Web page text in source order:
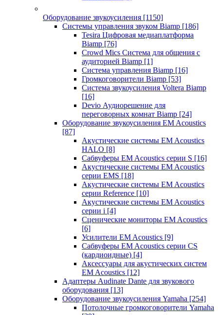
Оборудование звукоусиления [1150]
Системы управления звуком Biamp [186]
Tesira Цифровая медиаплатформа
Biamp [76]
Crowd Mics Система для общения с
аудиторией Biamp [1]
Система управления Biamp [16]
Громкоговорители Biamp [53]
Система звукоусиления Voltera Biamp
[16]
Devio Аудиорешение для
переговорных комнат Biamp [24]
Оборудование звукоусиления EM Acoustics
[87]
Акустические системы EM Acoustics
HALO [8]
Сабвуферы EM Acoustics серии S [16]
Акустические системы EM Acoustics
серии EMS [18]
Акустические системы EM Acoustics
серии Reference [10]
Акустические системы EM Acoustics
серии i [4]
Сценические мониторы EM Acoustics
[6]
Усилители EM Acoustics [9]
Сабвуферы EM Acoustics серии CS
(кардиоидные) [4]
Аксессуары для акустических систем
EM Acoustics [12]
Адаптеры Audinate Dante для звукового
оборудования [13]
Оборудование звукоусиления Yamaha [254]
Потолочные громкоговорители Yamaha